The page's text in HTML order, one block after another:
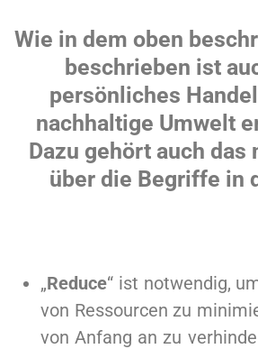
Wie in dem oben
beschrieben ist
persönliches
nachhaltige Umwelt
Dazu gehört auch das
über die Begriffe in
„Reduce“ ist notwendig,
von Ressourcen zu
von Anfang an zu